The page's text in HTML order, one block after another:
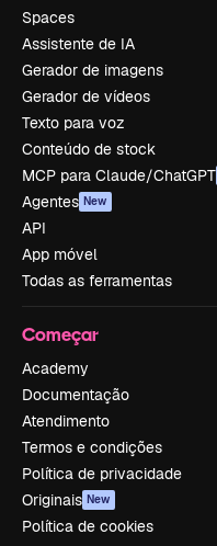
Spaces
Assistente de IA
Gerador de imagens
Gerador de vídeos
Texto para voz
Conteúdo de stock
MCP para Claude/ChatGPT
Agentes New
API
App móvel
Todas as ferramentas
Começar
Academy
Documentação
Atendimento
Termos e condições
Política de privacidade
Originais New
Política de cookies